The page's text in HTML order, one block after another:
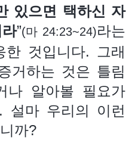
있으면 택하신 자
”(마 24:23~24)라는
한 것입니다. 그래
거하는 것은 틀림
나 알아볼 필요가
설마 우리의 이런
까?